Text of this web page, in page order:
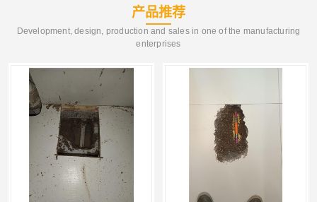
产品推荐
Development, design, production and sales in one of the manufacturing
enterprises